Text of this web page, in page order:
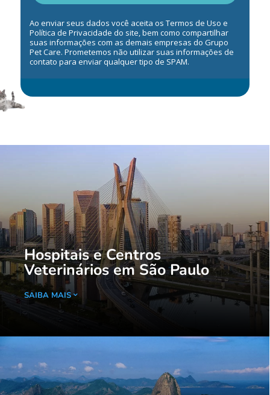
Ao enviar seus dados você aceita os Termos de Uso e
Política de Privacidade do site, bem como compartilhar
suas informações com as demais empresas do Grupo
Pet Care. Prometemos não utilizar suas informações de
contato para enviar qualquer tipo de SPAM.
Hospitais e Centros
Veterinários em São Paulo
SAIBA MAIS